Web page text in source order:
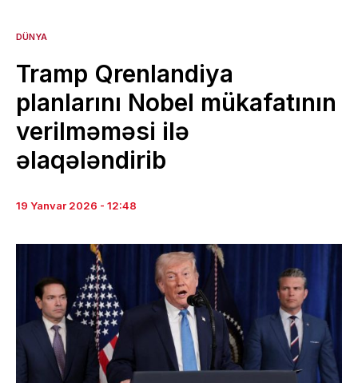
DÜNYA
Tramp Qrenlandiya
planlarını Nobel mükafatının
verilməməsi ilə
əlaqələndirib
19 Yanvar 2026 - 12:48